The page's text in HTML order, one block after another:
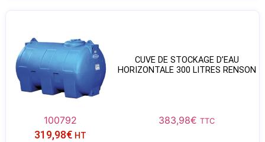
CUVE DE STOCKAGE D’EAU
HORIZONTALE 300 LITRES RENSON
100792 383,98€ TTC
319,98€ HT